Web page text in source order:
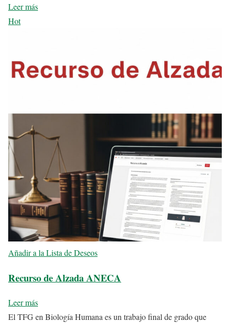
Leer más
Hot
Añadir a la Lista de Deseos
Recurso de Alzada ANECA
Leer más
El TFG en Biología Humana es un trabajo final de grado que